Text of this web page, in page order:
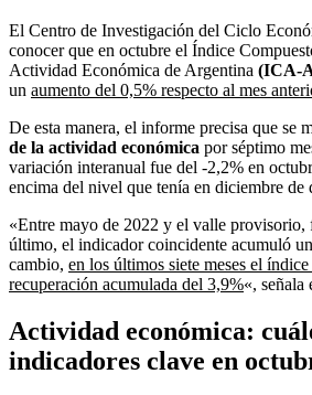
El Centro de Investigación del Ciclo
conocer que en octubre el Índice
Actividad Económica de Argentina (ICA-
un aumento del 0,5% respecto al mes
De esta manera, el informe precisa que se
de la actividad económica por séptimo
variación interanual fue del -2,2% en
encima del nivel que tenía en diciembre de
«Entre mayo de 2022 y el valle provisorio,
último, el indicador coincidente acumuló
cambio, en los últimos siete meses el
recuperación acumulada del 3,9%«, señala
Actividad económica:
indicadores clave en